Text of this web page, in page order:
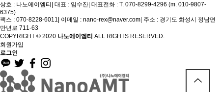
상호 : 나노에이엠티
대표 : 임수잔 대표전화 : T. 070-8299-4296 (m. 010-9807-
6375)
팩스 : 070-8228-6011 이메일 : nano-rex@naver.com 주소 : 경기도 화성시 정남면
만년로 711-63
COPYRIGHT © 2020 나노에이엠티 ALL RIGHTS RESERVED.
회원가입
로그인